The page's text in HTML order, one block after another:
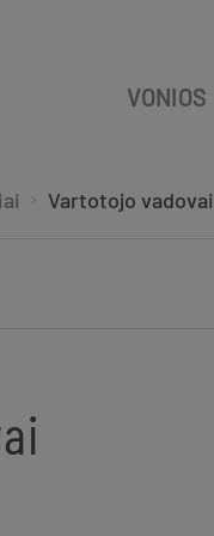
VONIOS
Vartotojo vadovai